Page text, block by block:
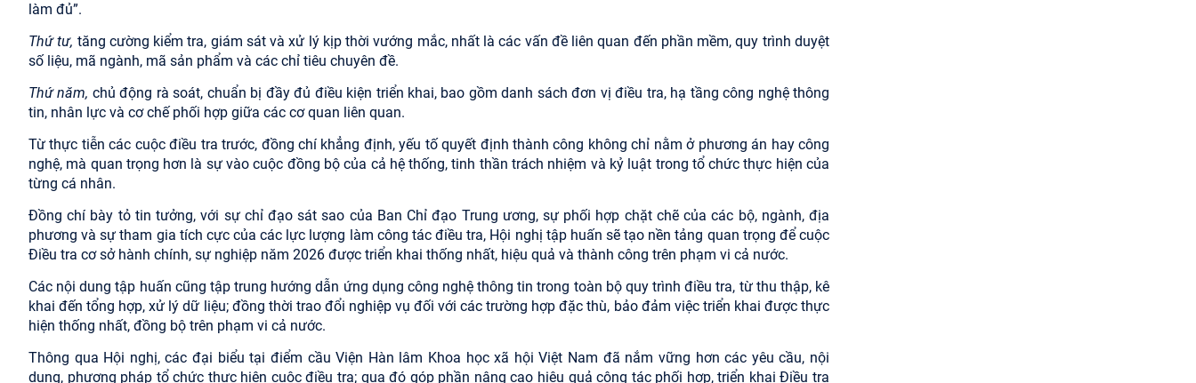
làm đủ”.
Thứ tư, tăng cường kiểm tra, giám sát và xử lý kịp thời vướng mắc, nhất là các vấn đề liên quan đến phần mềm, quy trình duyệt
số liệu, mã ngành, mã sản phẩm và các chỉ tiêu chuyên đề.
Thứ năm, chủ động rà soát, chuẩn bị đầy đủ điều kiện triển khai, bao gồm danh sách đơn vị điều tra, hạ tầng công nghệ thông
tin, nhân lực và cơ chế phối hợp giữa các cơ quan liên quan.
Từ thực tiễn các cuộc điều tra trước, đồng chí khẳng định, yếu tố quyết định thành công không chỉ nằm ở phương án hay công
nghệ, mà quan trọng hơn là sự vào cuộc đồng bộ của cả hệ thống, tinh thần trách nhiệm và kỷ luật trong tổ chức thực hiện của
từng cá nhân.
Đồng chí bày tỏ tin tưởng, với sự chỉ đạo sát sao của Ban Chỉ đạo Trung ương, sự phối hợp chặt chẽ của các bộ, ngành, địa
phương và sự tham gia tích cực của các lực lượng làm công tác điều tra, Hội nghị tập huấn sẽ tạo nền tảng quan trọng để cuộc
Điều tra cơ sở hành chính, sự nghiệp năm 2026 được triển khai thống nhất, hiệu quả và thành công trên phạm vi cả nước.
Các nội dung tập huấn cũng tập trung hướng dẫn ứng dụng công nghệ thông tin trong toàn bộ quy trình điều tra, từ thu thập, kê
khai đến tổng hợp, xử lý dữ liệu; đồng thời trao đổi nghiệp vụ đối với các trường hợp đặc thù, bảo đảm việc triển khai được thực
hiện thống nhất, đồng bộ trên phạm vi cả nước.
Thông qua Hội nghị, các đại biểu tại điểm cầu Viện Hàn lâm Khoa học xã hội Việt Nam đã nắm vững hơn các yêu cầu, nội
dung, phương pháp tổ chức thực hiện cuộc điều tra; qua đó góp phần nâng cao hiệu quả công tác phối hợp, triển khai Điều tra